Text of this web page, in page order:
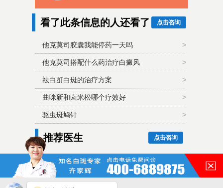
点击咨询
看了此条信息的人还看了
他克莫司胶囊我能停药一天吗 >
他克莫司搭配什么药治疗白癜风 >
祛白酊白斑的治疗方案 >
曲咪新和卤米松哪个疗效好 >
驱虫斑鸠针 >
点击咨询
推荐医生
齐家辉毕业至今一直从事与白
在的，请讲！